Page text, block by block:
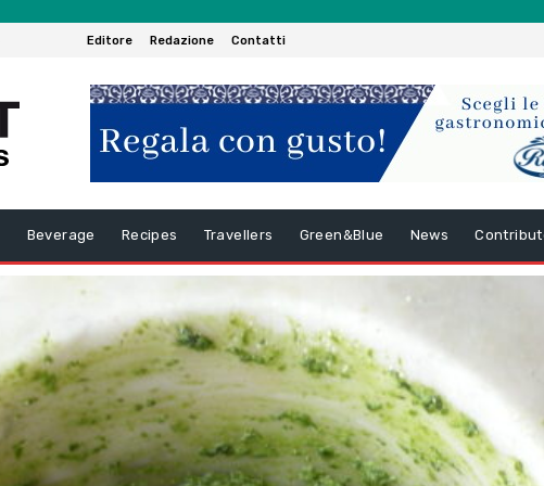
Editore Redazione Contatti
Beverage Recipes Travellers Green&Blue News